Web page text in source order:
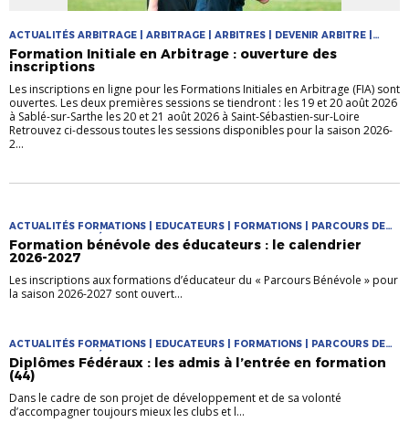
ACTUALITÉS ARBITRAGE | ARBITRAGE | ARBITRES | DEVENIR ARBITRE |
FORMATIONS
Formation Initiale en Arbitrage : ouverture des
inscriptions
Les inscriptions en ligne pour les Formations Initiales en Arbitrage (FIA) sont
ouvertes. Les deux premières sessions se tiendront : les 19 et 20 août 2026
à Sablé-sur-Sarthe les 20 et 21 août 2026 à Saint-Sébastien-sur-Loire
Retrouvez ci-dessous toutes les sessions disponibles pour la saison 2026-
2...
ACTUALITÉS FORMATIONS | EDUCATEURS | FORMATIONS | PARCOURS DE
FORMATION DES ÉDUCATEURS
Formation bénévole des éducateurs : le calendrier
2026-2027
Les inscriptions aux formations d’éducateur du « Parcours Bénévole » pour
la saison 2026-2027 sont ouvert...
ACTUALITÉS FORMATIONS | EDUCATEURS | FORMATIONS | PARCOURS DE
FORMATION DES ÉDUCATEURS
Diplômes Fédéraux : les admis à l’entrée en formation
(44)
Dans le cadre de son projet de développement et de sa volonté
d’accompagner toujours mieux les clubs et l...